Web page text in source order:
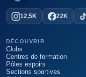
12,5K 22K
DÉCOUVRIR
Clubs
Centres de formation
Pôles espoirs
Sections sportives